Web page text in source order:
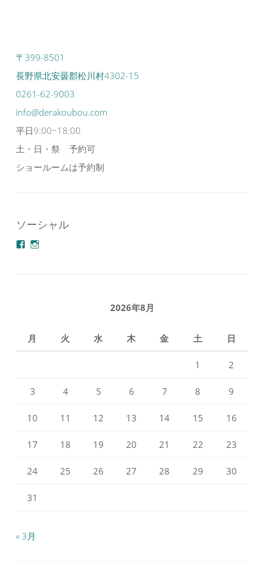
〒399-8501
長野県北安曇郡松川村4302-15
0261-62-9003
info@derakoubou.com
平日9:00~18:00
土・日・祭 予約可
ショールームは予約制
ソーシャル
azuminonoie
を
derakoubou
2026年8月
月 火 水 木 金 土 日
1 2
3 4 5 6 7 8 9
10 11 12 13 14 15 16
17 18 19 20 21 22 23
24 25 26 27 28 29 30
31
« 3月